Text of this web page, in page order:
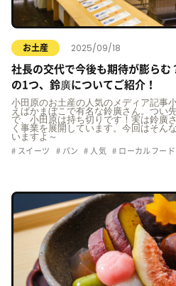
お土産 2025/09/18
社長の交代で今後も期待が膨らむ
の1つ、鈴廣についてご紹介！
小田原のお土産の人気のメディア記事
えばかまぼこで有名な鈴廣さん。つい
で、小田原は持ち切りです！実は鈴廣
く事業を展開しています。今回はそん
いますよ～
スイーツ パン 人気 ローカルフード